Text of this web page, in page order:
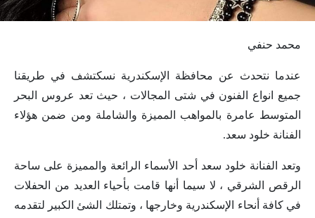
محمد حنفي
عندما نتحدث عن محافظة الإسكندرية نسكتشف في طريقنا
جميع انواع الفنون في شتى المجالات ، حيث تعد عروس البحر
المتوسط عامرة بالمواهب المميزة والشاملة ومن ضمن هؤلاء
الفنانة خلود سعد.
وتعد الفنانة خلود سعد أحد الأسماء الرائعة والمميزة على ساحة
الرقص الشرقي ، لا سيما أنها قامت بأحياء العديد من الحفلات
في كافة أنحاء الإسكندرية وخارجها ، وتمتلك الشئ الكبير لتقدمه